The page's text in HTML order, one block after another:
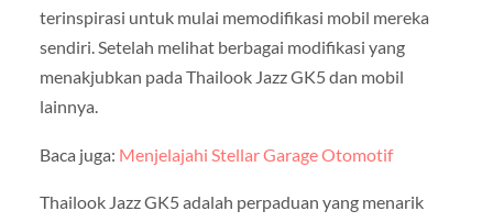
terinspirasi untuk mulai memodifikasi mobil mereka
sendiri. Setelah melihat berbagai modifikasi yang
menakjubkan pada Thailook Jazz GK5 dan mobil
lainnya.
Baca juga: Menjelajahi Stellar Garage Otomotif
Thailook Jazz GK5 adalah perpaduan yang menarik